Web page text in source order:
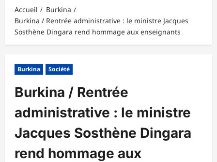
Accueil
Burkina
Burkina / Rentrée administrative : le ministre Jacques
Sosthène Dingara rend hommage aux enseignants
Burkina Société
Burkina / Rentrée
administrative : le ministre
Jacques Sosthène Dingara
rend hommage aux